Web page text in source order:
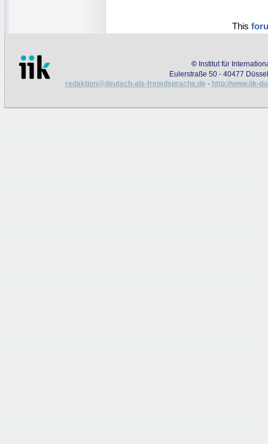
This
© Institut für
Eulerstraße 50 - 40477
redaktion@deutsch-als-fremdsprache.de - http://www.iik-